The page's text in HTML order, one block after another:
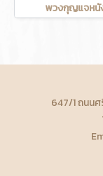
พวงกุญแจหนั
647/1 ถนน